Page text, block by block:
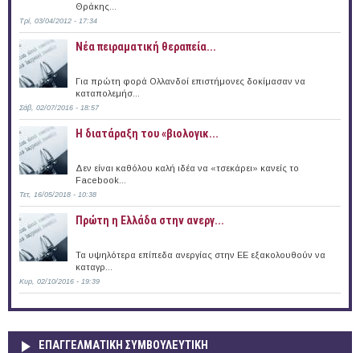
Θράκης...
Τρί, 03/04/2012 - 17:34
Νέα πειραματική θεραπεία...
Για πρώτη φορά Ολλανδοί επιστήμονες δοκίμασαν να
καταπολεμήσ...
Σάβ, 02/07/2016 - 18:57
Η διατάραξη του «βιολογικ...
Δεν είναι καθόλου καλή ιδέα να «τσεκάρει» κανείς το
Facebook...
Τετ, 16/05/2018 - 10:38
Πρώτη η Ελλάδα στην ανεργ...
Τα υψηλότερα επίπεδα ανεργίας στην ΕΕ εξακολουθούν να
καταγρ...
Κυρ, 02/10/2016 - 19:39
ΕΠΑΓΓΕΛΜΑΤΙΚΉ ΣΥΜΒΟΥΛΕΥΤΙΚΉ